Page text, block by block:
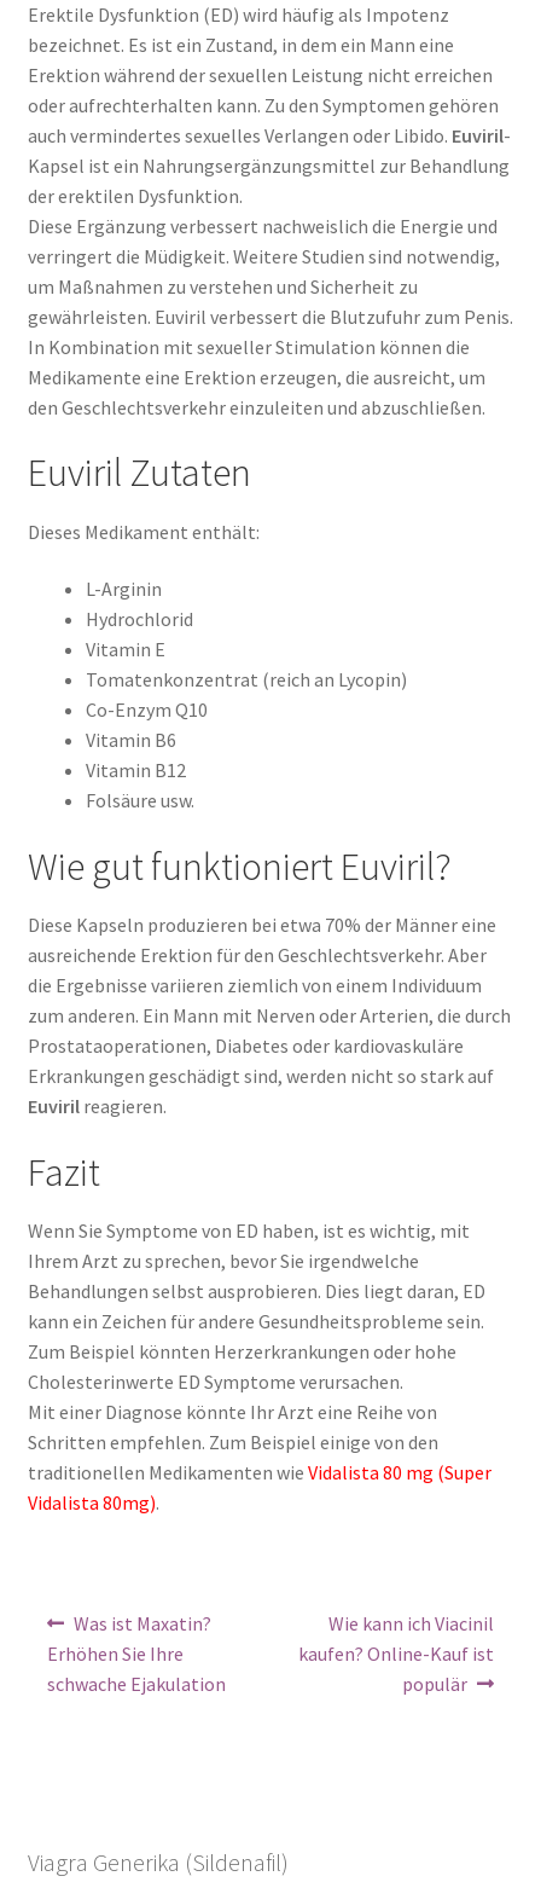
Erektile Dysfunktion (ED) wird häufig als Impotenz
bezeichnet. Es ist ein Zustand, in dem ein Mann eine
Erektion während der sexuellen Leistung nicht erreichen
oder aufrechterhalten kann. Zu den Symptomen gehören
auch vermindertes sexuelles Verlangen oder Libido. Euviril-
Kapsel ist ein Nahrungsergänzungsmittel zur Behandlung
der erektilen Dysfunktion.
Diese Ergänzung verbessert nachweislich die Energie und
verringert die Müdigkeit. Weitere Studien sind notwendig,
um Maßnahmen zu verstehen und Sicherheit zu
gewährleisten. Euviril verbessert die Blutzufuhr zum Penis.
In Kombination mit sexueller Stimulation können die
Medikamente eine Erektion erzeugen, die ausreicht, um
den Geschlechtsverkehr einzuleiten und abzuschließen.
Euviril Zutaten
Dieses Medikament enthält:
L-Arginin
Hydrochlorid
Vitamin E
Tomatenkonzentrat (reich an Lycopin)
Co-Enzym Q10
Vitamin B6
Vitamin B12
Folsäure usw.
Wie gut funktioniert Euviril?
Diese Kapseln produzieren bei etwa 70% der Männer eine
ausreichende Erektion für den Geschlechtsverkehr. Aber
die Ergebnisse variieren ziemlich von einem Individuum
zum anderen. Ein Mann mit Nerven oder Arterien, die durch
Prostataoperationen, Diabetes oder kardiovaskuläre
Erkrankungen geschädigt sind, werden nicht so stark auf
Euvirilreagieren.
Fazit
Wenn Sie Symptome von ED haben, ist es wichtig, mit
Ihrem Arzt zu sprechen, bevor Sie irgendwelche
Behandlungen selbst ausprobieren. Dies liegt daran, ED
kann ein Zeichen für andere Gesundheitsprobleme sein.
Zum Beispiel könnten Herzerkrankungen oder hohe
Cholesterinwerte ED Symptome verursachen.
Mit einer Diagnose könnte Ihr Arzt eine Reihe von
Schritten empfehlen. Zum Beispiel einige von den
traditionellen Medikamenten wie Vidalista 80 mg (Super
Vidalista 80mg).
Was ist Maxatin?
Erhöhen Sie Ihre
schwache Ejakulation
Wie kann ich Viacinil
kaufen? Online-Kauf ist
populär
Viagra Generika (Sildenafil)